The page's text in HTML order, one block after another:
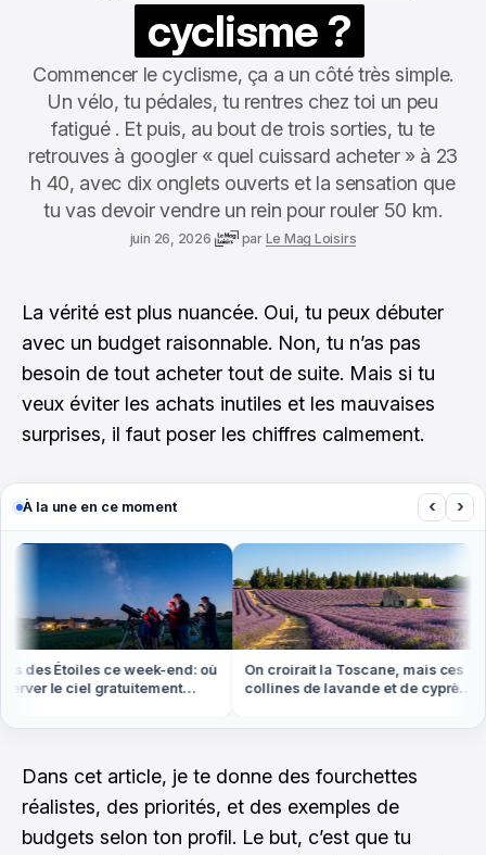
cyclisme ?
Commencer le cyclisme, ça a un côté très simple.
Un vélo, tu pédales, tu rentres chez toi un peu
fatigué . Et puis, au bout de trois sorties, tu te
retrouves à googler « quel cuissard acheter » à 23
h 40, avec dix onglets ouverts et la sensation que
tu vas devoir vendre un rein pour rouler 50 km.
juin 26, 2026 par Le Mag Loisirs
La vérité est plus nuancée. Oui, tu peux débuter
avec un budget raisonnable. Non, tu n’as pas
besoin de tout acheter tout de suite. Mais si tu
veux éviter les achats inutiles et les mauvaises
surprises, il faut poser les chiffres calmement.
À la une en ce moment ‹ ›
des Étoiles ce week-end: où
le ciel gratuitement
On croirait la Toscane, mais ces
collines de lavande et de cyprès
Dans cet article, je te donne des fourchettes
réalistes, des priorités, et des exemples de
budgets selon ton profil. Le but, c’est que tu